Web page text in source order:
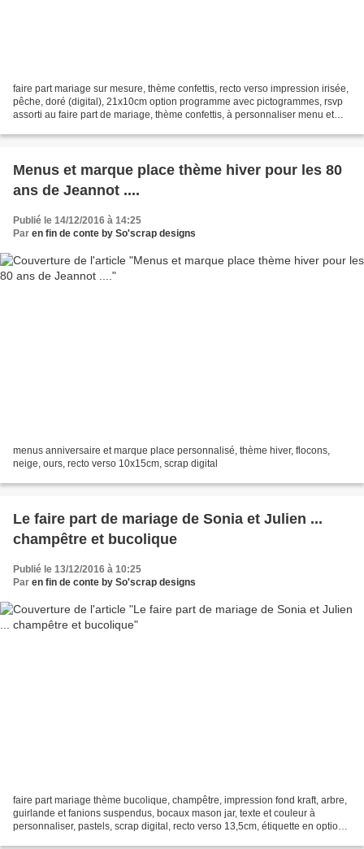
faire part mariage sur mesure, thème confettis, recto verso impression irisée,
pêche, doré (digital), 21x10cm option programme avec pictogrammes, rsvp
assorti au faire part de mariage, thème confettis, à personnaliser menu et
Menus et marque place thème hiver pour les 80
ans de Jeannot ....
Publié le 14/12/2016 à 14:25
Par en fin de conte by So'scrap designs
menus anniversaire et marque place personnalisé, thème hiver, flocons,
neige, ours, recto verso 10x15cm, scrap digital
Le faire part de mariage de Sonia et Julien ...
champêtre et bucolique
Publié le 13/12/2016 à 10:25
Par en fin de conte by So'scrap designs
faire part mariage thème bucolique, champêtre, impression fond kraft, arbre,
guirlande et fanions suspendus, bocaux mason jar, texte et couleur à
personnaliser, pastels, scrap digital, recto verso 13,5cm, étiquette en option,